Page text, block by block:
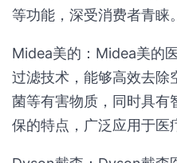
等功能，深受消费者青睐。
Midea美的：Midea美的
过滤技术，能够高效去除
菌等有害物质，同时具有
保的特点，广泛应用于医